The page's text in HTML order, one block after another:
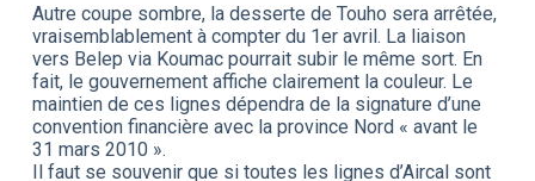
Autre coupe sombre, la desserte de Touho sera arrêtée,
vraisemblablement à compter du 1er avril. La liaison
vers Belep via Koumac pourrait subir le même sort. En
fait, le gouvernement affiche clairement la couleur. Le
maintien de ces lignes dépendra de la signature d’une
convention financière avec la province Nord « avant le
31 mars 2010 ».
Il faut se souvenir que si toutes les lignes d’Aircal sont